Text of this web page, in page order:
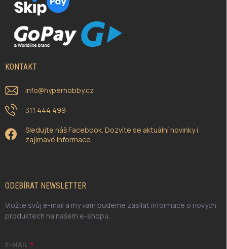
KONTAKT
info@hyperhobby.cz
311 444 499
Sledujte náš Facebook. Dozvíte se aktuální novinky i
zajímavé informace.
ODEBÍRAT NEWSLETTER
Vložte svůj e-mail a my vám budeme zasílat informace o nových
produktech na našem e-shopu.
E-MAIL